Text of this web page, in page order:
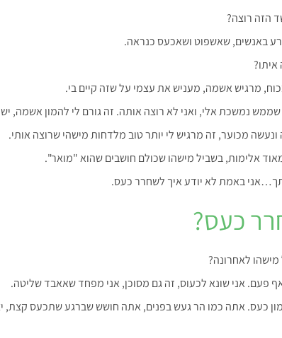
הזה רוצה?
באנשים, שאשפוט ושאכעס כנראה.
מרגיש אשמה, מעניש את עצמי על שזה קיים בי.
נמשכת אלי, ואני לא רוצה אותה. זה גורם לי להמון אשמה, יש
מכוער, זה מרגיש לי יותר טוב מלדחות מישהי שרוצה אותי.
אלימות, בשביל מישהו שכולם חושבים שהוא "מואר".
באמת לא יודע איך לשחרר כעס.
כעס?
לאחרונה?
פעם. אני שונא לכעוס, זה גם מסוכן, אני מפחד שאאבד שליטה.
כעס. אתה כמו הר געש בפנים, אתה חושש שברגע שתכעס קצת,